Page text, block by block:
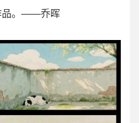
品。——乔晖